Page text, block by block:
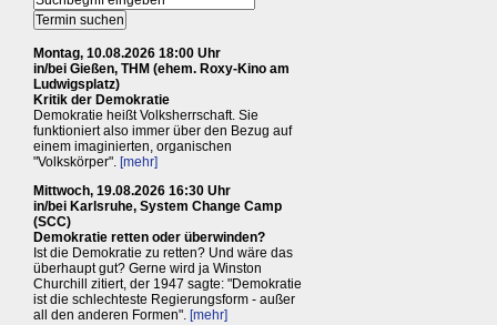
Montag, 10.08.2026 18:00 Uhr
in/bei Gießen, THM (ehem. Roxy-Kino am
Ludwigsplatz)
Kritik der Demokratie
Demokratie heißt Volksherrschaft. Sie
funktioniert also immer über den Bezug auf
einem imaginierten, organischen
"Volkskörper". [mehr]
Mittwoch, 19.08.2026 16:30 Uhr
in/bei Karlsruhe, System Change Camp
(SCC)
Demokratie retten oder überwinden?
Ist die Demokratie zu retten? Und wäre das
überhaupt gut? Gerne wird ja Winston
Churchill zitiert, der 1947 sagte: "Demokratie
ist die schlechteste Regierungsform - außer
all den anderen Formen". [mehr]